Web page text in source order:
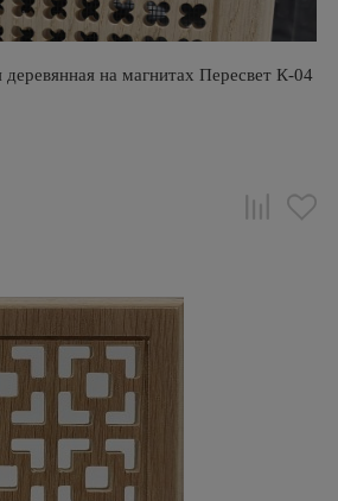
деревянная на магнитах Пересвет К-04